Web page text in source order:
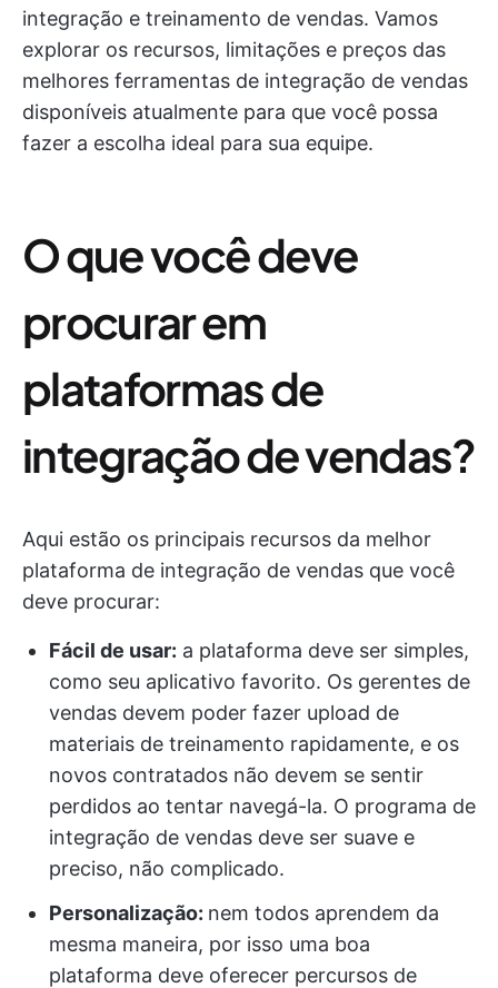
integração e treinamento de vendas. Vamos
explorar os recursos, limitações e preços das
melhores ferramentas de integração de vendas
disponíveis atualmente para que você possa
fazer a escolha ideal para sua equipe.
O que você deve
procurar em
plataformas de
integração de vendas?
Aqui estão os principais recursos da melhor
plataforma de integração de vendas que você
deve procurar:
Fácil de usar: a plataforma deve ser simples,
como seu aplicativo favorito. Os gerentes de
vendas devem poder fazer upload de
materiais de treinamento rapidamente, e os
novos contratados não devem se sentir
perdidos ao tentar navegá-la. O programa de
integração de vendas deve ser suave e
preciso, não complicado.
Personalização: nem todos aprendem da
mesma maneira, por isso uma boa
plataforma deve oferecer percursos de